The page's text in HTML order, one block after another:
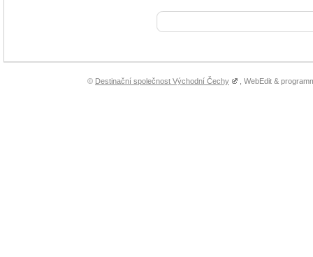
© Destinační společnost Východní Čechy , WebEdit &